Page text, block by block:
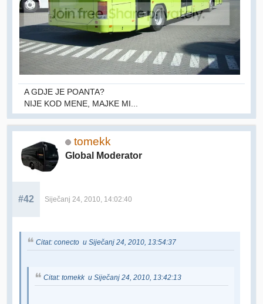
A GDJE JE POANTA?
NIJE KOD MENE, MAJKE MI...
tomekk
Global Moderator
#42 Siječanj 24, 2010, 14:02:40
Citat: conecto u Siječanj 24, 2010, 13:54:37
Citat: tomekk u Siječanj 24, 2010, 13:42:13